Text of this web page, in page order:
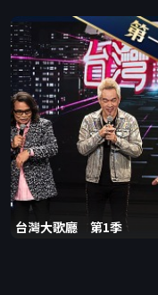
台灣大歌廳 第1季